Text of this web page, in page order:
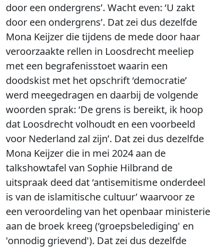
door een ondergrens’. Wacht even: ‘U zakt
door een ondergrens’. Dat zei dus dezelfde
Mona Keijzer die tijdens de mede door haar
veroorzaakte rellen in Loosdrecht meeliep
met een begrafenisstoet waarin een
doodskist met het opschrift ‘democratie’
werd meegedragen en daarbij de volgende
woorden sprak: ‘De grens is bereikt, ik hoop
dat Loosdrecht volhoudt en een voorbeeld
voor Nederland zal zijn’. Dat zei dus dezelfde
Mona Keijzer die in mei 2024 aan de
talkshowtafel van Sophie Hilbrand de
uitspraak deed dat ‘antisemitisme onderdeel
is van de islamitische cultuur’ waarvoor ze
een veroordeling van het openbaar ministerie
aan de broek kreeg (‘groepsbelediging' en
'onnodig grievend'). Dat zei dus dezelfde